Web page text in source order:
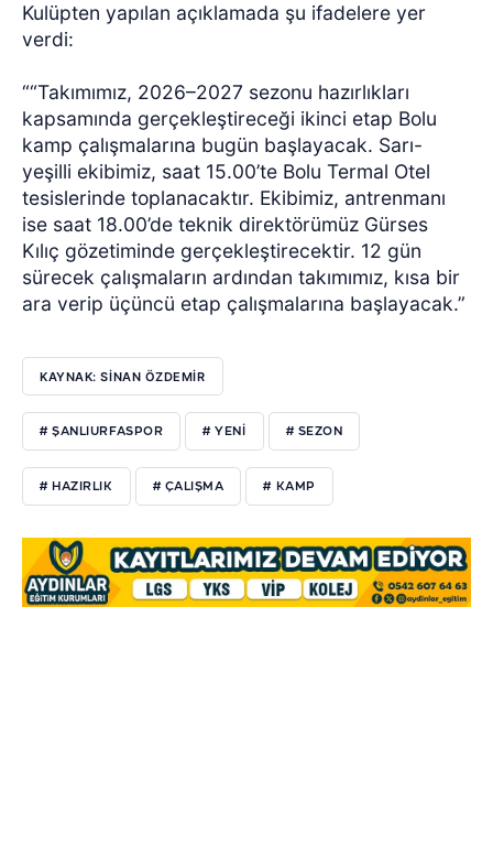
Kulüpten yapılan açıklamada şu ifadelere yer
verdi:
““Takımımız, 2026–2027 sezonu hazırlıkları
kapsamında gerçekleştireceği ikinci etap Bolu
kamp çalışmalarına bugün başlayacak. Sarı-
yeşilli ekibimiz, saat 15.00’te Bolu Termal Otel
tesislerinde toplanacaktır. Ekibimiz, antrenmanı
ise saat 18.00’de teknik direktörümüz Gürses
Kılıç gözetiminde gerçekleştirecektir. 12 gün
sürecek çalışmaların ardından takımımız, kısa bir
ara verip üçüncü etap çalışmalarına başlayacak.”
KAYNAK: SİNAN ÖZDEMİR
# ŞANLIURFASPOR # YENİ # SEZON
# HAZIRLIK # ÇALIŞMA # KAMP